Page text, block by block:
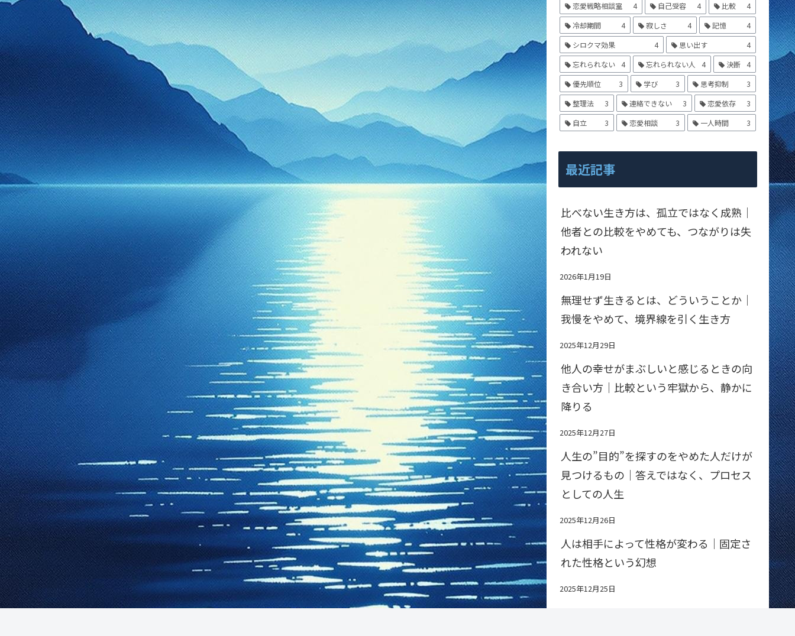
恋愛戦略相談室
4 自己受容 4 比較
4
冷却期間
4 寂しさ 4 記憶
4
シロクマ効果
4 思い出す
4
忘れられない
4 忘れられない人 4 決断
4
優先順位
3 学び 3 思考抑制
3
整理法
3 連絡できない 3 恋愛依存
3
自立
3 恋愛相談 3 一人時間 3
最近記事
比べない生き方は、孤立ではなく成熟｜
他者との比較をやめても、つながりは失
われない
2026年1月19日
無理せず生きるとは、どういうことか｜
我慢をやめて、境界線を引く生き方
2025年12月29日
他人の幸せがまぶしいと感じるときの向
き合い方｜比較という牢獄から、静かに
降りる
2025年12月27日
人生の”目的”を探すのをやめた人だけが
見つけるもの｜答えではなく、プロセス
としての人生
2025年12月26日
人は相手によって性格が変わる｜固定さ
れた性格という幻想
2025年12月25日